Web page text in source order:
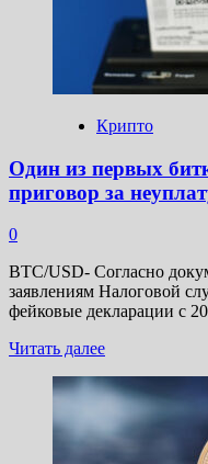
криптовалюты
Крипто
Один из первых
приговор за
0
BTC/USD- Согласно
заявлениям Налоговой
фейковые декларации c
Читать далееПрочитать
о
Один
из
первых